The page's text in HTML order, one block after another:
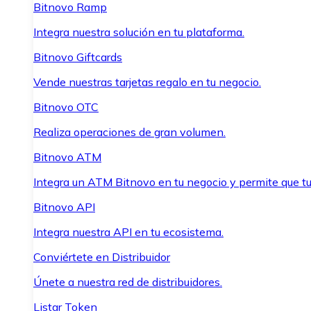
Bitnovo Ramp
Integra nuestra solución en tu plataforma.
Bitnovo Giftcards
Vende nuestras tarjetas regalo en tu negocio.
Bitnovo OTC
Realiza operaciones de gran volumen.
Bitnovo ATM
Integra un ATM Bitnovo en tu negocio y permite que
Bitnovo API
Integra nuestra API en tu ecosistema.
Conviértete en Distribuidor
Únete a nuestra red de distribuidores.
Listar Token